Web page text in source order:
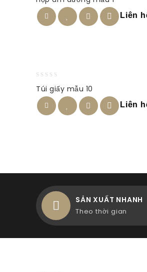
out
of
5
Liên
out
of
5
Túi giấy mẫu 10
Liên
SẢN XUẤT NHANH
Theo thời gian